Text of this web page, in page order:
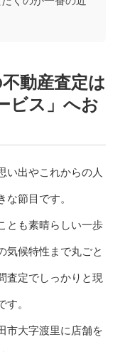
動産査定は
ビス」へお
い出やこれからの人
節目です。
とも素晴らしい一歩
気候特性まで丸ごと
査定でしっかりと現
。
市大字渡里に店舗を